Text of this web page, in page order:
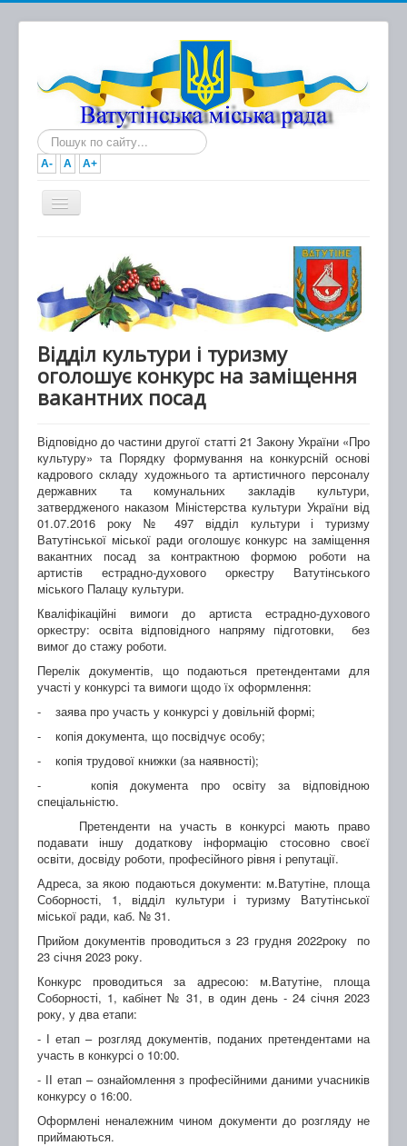
Пошук...
A- A A+
Новини
Документи
Виконавчий комітет
Про місто та громаду
Відділ культури і туризму
оголошує конкурс на заміщення
вакантних посад
Відповідно до частини другої статті 21 Закону України «Про
культуру» та Порядку формування на конкурсній основі
кадрового складу художнього та артистичного персоналу
державних та комунальних закладів культури,
затвердженого наказом Міністерства культури України від
01.07.2016 року № 497 відділ культури і туризму
Ватутінської міської ради оголошує конкурс на заміщення
вакантних посад за контрактною формою роботи на
артистів естрадно-духового оркестру Ватутінського
міського Палацу культури.
Кваліфікаційні вимоги до артиста естрадно-духового
оркестру: освіта відповідного напряму підготовки, без
вимог до стажу роботи.
Перелік документів, що подаються претендентами для
участі у конкурсі та вимоги щодо їх оформлення:
- заява про участь у конкурсі у довільній формі;
- копія документа, що посвідчує особу;
- копія трудової книжки (за наявності);
- копія документа про освіту за відповідною
спеціальністю.
Претенденти на участь в конкурсі мають право
подавати іншу додаткову інформацію стосовно своєї
освіти, досвіду роботи, професійного рівня і репутації.
Адреса, за якою подаються документи: м.Ватутіне, площа
Соборності, 1, відділ культури і туризму Ватутінської
міської ради, каб. № 31.
Прийом документів проводиться з 23 грудня 2022року по
23 січня 2023 року.
Конкурс проводиться за адресою: м.Ватутіне, площа
Соборності, 1, кабінет № 31, в один день - 24 січня 2023
року, у два етапи:
- І етап – розгляд документів, поданих претендентами на
участь в конкурсі о 10:00.
- ІІ етап – ознайомлення з професійними даними учасників
конкурсу о 16:00.
Оформлені неналежним чином документи до розгляду не
приймаються.